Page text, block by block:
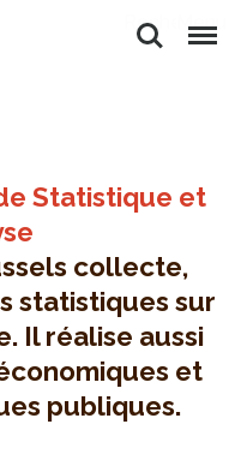
Rechercher
Menu
Statistique et
collecte,
statistiques sur
Il réalise aussi
et
publiques.